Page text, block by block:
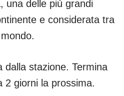
una delle più grandi
e considerata tra
dalla stazione. Termina
2 giorni la prossima.